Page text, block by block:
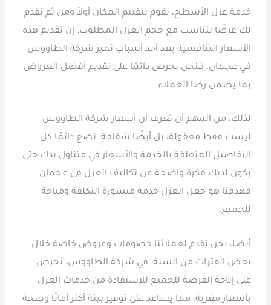
خدمة عزل الأسطح، نقوم بتقييم المكان أولاً ومن ثم نقدم
لك عرضًا يتناسب مع حجم العزل المطلوب. إن تقديم هذه
الأسعار التنافسية يعد أحد أسباب تميز شركة الطاووس
في عجمان، فنحن نحرص دائمًا على تقديم أفضل العروض
بما يضمن رضا العملاء.
لذلك، من المهم أن تعرف أن أسعار شركة الطاووس
ليست فقط معقولة، بل أيضًا شفافة. نضع دائمًا كل
التفاصيل المتعلقة بالخدمة والأسعار في متناول يدك حتى
يكون لديك فكرة واضحة عن تكاليف العزل في عجمان.
فهدفنا هو جعل العزل خدمة ميسورة التكلفة ومتاحة
للجميع.
أيضا، نحن نقدم لعملائنا خصومات وعروض خاصة خلال
بعض الفترات من السنة. في شركة الطاووس، نحرص
على إتاحة الفرصة للجميع للاستفادة من خدمات العزل
بأسعار مغرية، مما يساعد على توفير بيئة أكثر أمانًا وصحة